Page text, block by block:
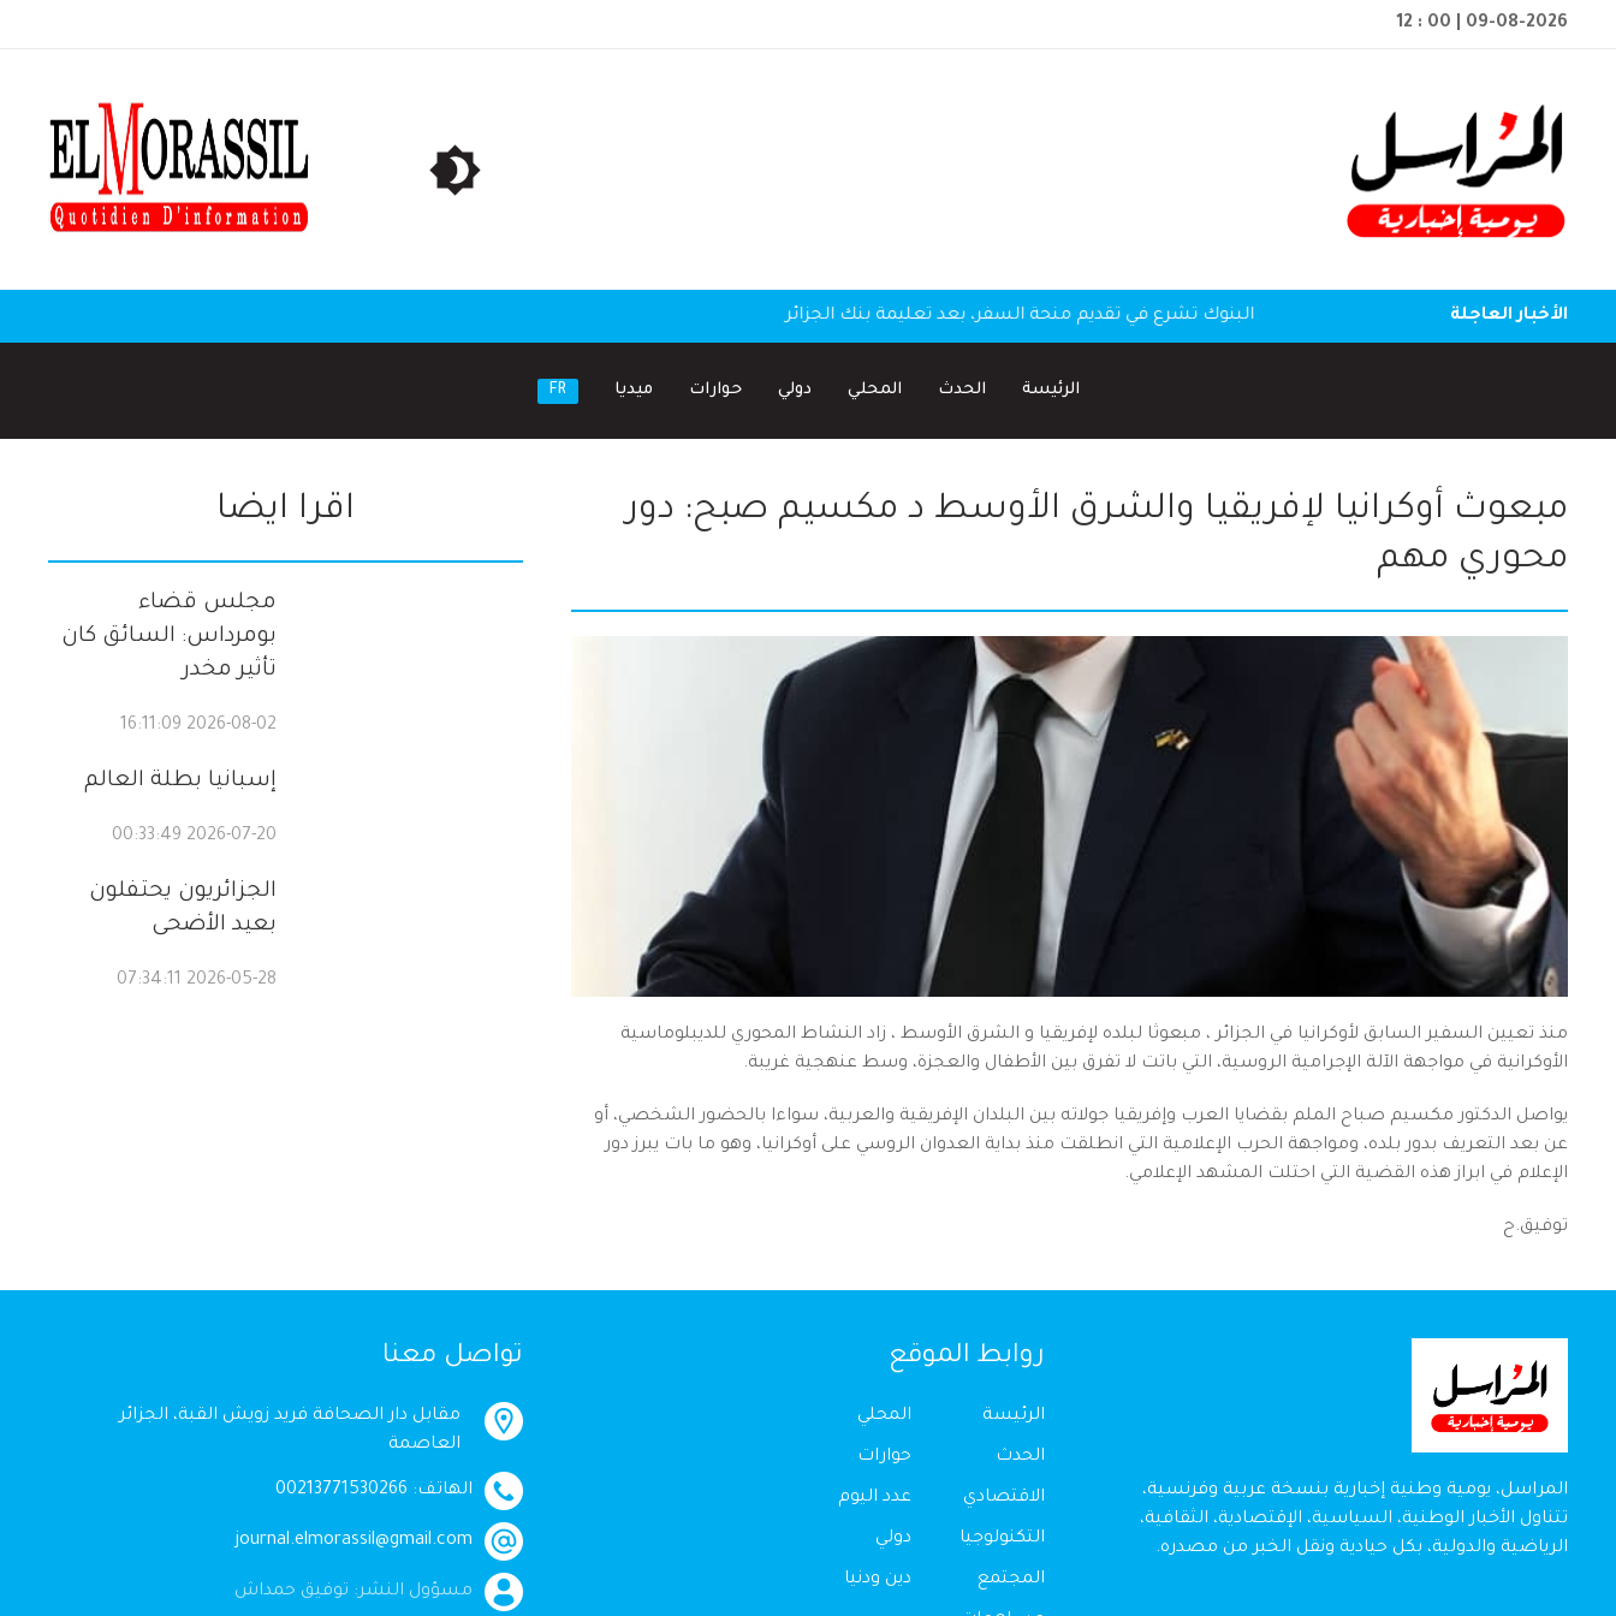
12 : 00 | 09-08-2026
الأخبار العاجلة البنوك تشرع في تقديم منحة السفر، بعد تعليمة بنك الجزائر
الرئيسة الحدث المحلي دولي حوارات ميديا FR
مبعوث أوكرانيا لإفريقيا والشرق الأوسط د مكسيم صبح: دور
محوري مهم
منذ تعيين السفير السابق لأوكرانيا في الجزائر ، مبعوثا لبلده لإفريقيا و الشرق الأوسط ، زاد النشاط المحوري للديبلوماسية
الأوكرانية في مواجهة الآلة الإجرامية الروسية، التي باتت لا تفرق بين الأطفال والعجزة، وسط عنهجية غريبة.
يواصل الدكتور مكسيم صباح الملم بقضايا العرب وإفريقيا جولاته بين البلدان الإفريقية والعربية، سواءا بالحضور الشخصي، أو
عن بعد التعريف بدور بلده، ومواجهة الحرب الإعلامية التي انطلقت منذ بداية العدوان الروسي على أوكرانيا، وهو ما بات يبرز دور
الإعلام في ابراز هذه القضية التي احتلت المشهد الإعلامي.
توفيق.ح
اقرا ايضا
مجلس قضاء
بومرداس: السائق كان
تأثير مخدر
2026-08-02 16:11:09
إسبانيا بطلة العالم
2026-07-20 00:33:49
الجزائريون يحتفلون
بعيد الأضحى
2026-05-28 07:34:11
المراسل، يومية وطنية إخبارية بنسخة عربية وفرنسية،
تتناول الأخبار الوطنية، السياسية، الإقتصادية، الثقافية،
الرياضية والدولية، بكل حيادية ونقل الخبر من مصدره.
روابط الموقع
الرئيسة
الحدث
الاقتصادي
التكنولوجيا
المجتمع
المحلي
حوارات
عدد اليوم
دولي
دين ودنيا
تواصل معنا
مقابل دار الصحافة فريد زويش القبة، الجزائر
العاصمة
الهاتف: 00213771530266
journal.elmorassil@gmail.com
مسؤول النشر: توفيق حمداش